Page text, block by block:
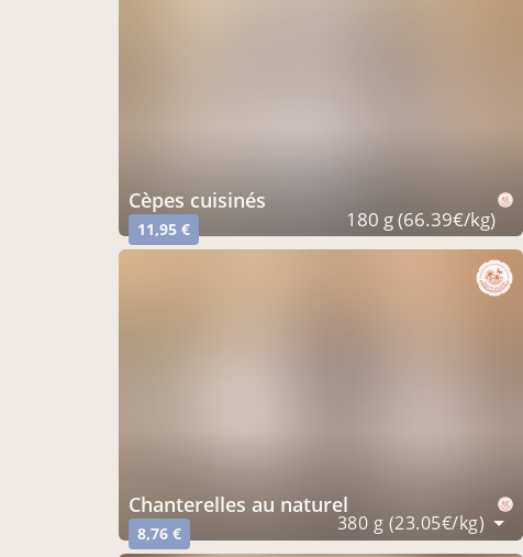
cèpes cuisinés
11,95 € 180 g (66.39€/kg)
chanterelles au naturel
8,76 € 380 g (23.05€/kg)